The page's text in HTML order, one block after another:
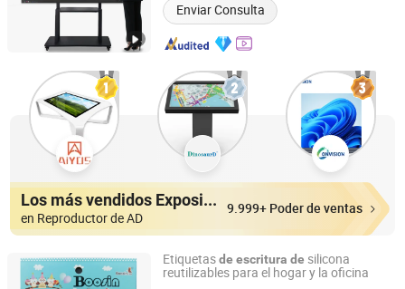
Enviar Consulta
Los más vendidos Expositores
en Reproductor de AD
9.999+ Poder de ventas
Etiquetasde escritura de silicona
reutilizables para el hogar y la oficina
Shenzhen Bao Si Xin Technology Development Co., Ltd.